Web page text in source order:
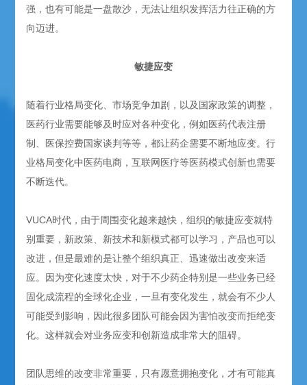
强，也有可能是一盘散沙，无法让组织发挥活力往正确的方
向迈进。
敏捷应变
随着行业格局变化、市场竞争加剧，以及国家政策的调整，
医药行业需要能够及时应对各种变化，例如医药代表注册
制、医保控费国家谈判等等，都让药企需要不断地应变。行
业格局变化中医药电商，互联网医疗等医药模式创新也需要
不断迭代。
VUCA时代，由于周围变化越来越快，组织的敏捷应变就特
别重要，新政策、新技术和新模式都可以学习，产品也可以
改进，但是最难的是让整个组织真正、迅速做出改变来适
应。因为变化速度太快，对于不少药企特别是一些业务已经
固化成流程的全球化企业，一旦有变化发生，就会有不少人
可能受到影响，因此很多团队可能会因为害怕改变而拒绝变
化。这样就会对业务应变和创新造成非常大的阻碍。
团队思维的改变非常重要，只有愿意拥抱变化，才有可能真